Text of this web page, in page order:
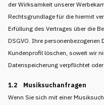
der Wirksamkeit unserer
Rechtsgrundlage für die hiermit
Erfüllung des Vertrages über die
DSGVO. Ihre
Kundenprofil löschen, soweit wir
Datenspeicherung verpflichtet
1.2 Musiksuchanfragen
Wenn Sie sich mit einer